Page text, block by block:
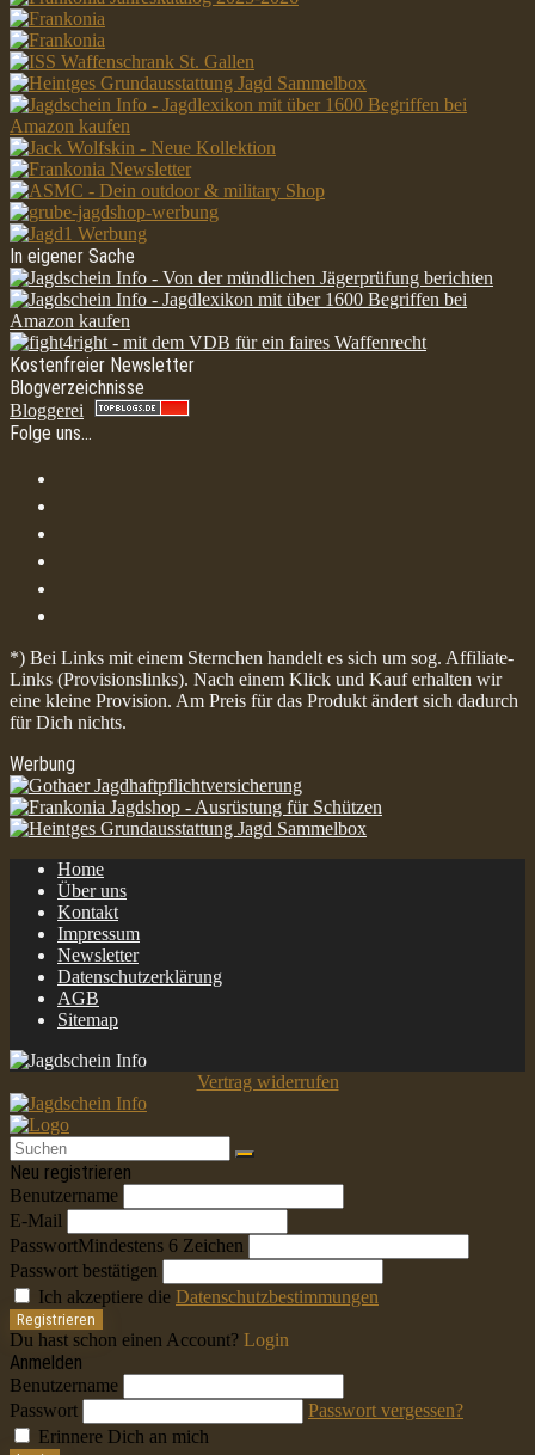
In eigener Sache
Kostenfreier Newsletter
Blogverzeichnisse
Bloggerei
Folge uns…
*) Bei Links mit einem Sternchen handelt es sich um sog. Affiliate-
Links (Provisionslinks). Nach einem Klick und Kauf erhalten wir
eine kleine Provision. Am Preis für das Produkt ändert sich dadurch
für Dich nichts.
Werbung
Home
Über uns
Kontakt
Impressum
Newsletter
Datenschutzerklärung
AGB
Sitemap
Vertrag widerrufen
Neu registrieren
Benutzername
E-Mail
PasswortMindestens 6 Zeichen
Passwort bestätigen
Ich akzeptiere die Datenschutzbestimmungen
Registrieren
Du hast schon einen Account? Login
Anmelden
Benutzername
Passwort
Passwort vergessen?
Erinnere Dich an mich